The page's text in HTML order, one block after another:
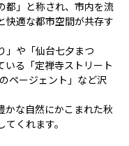
都」と称され、市内を流
快適な都市空間が共存す
」や「仙台七夕まつ
いる「定禅寺ストリート
ページェント」など沢
かな自然にかこまれた秋
くれます。